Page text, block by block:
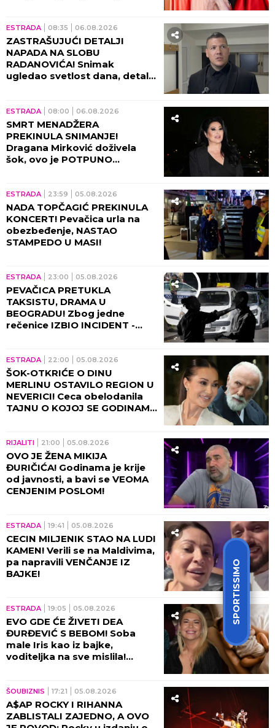
SPORTISSIMO
ESTRADA 08:35 06.08.2026
ZASTRAŠUJUĆI DETALJI
NAPADA NA SLOBU
RADANOVIĆA! Snimak
ugledao svetlost dana, detalji
ESTRADA 08:00 06.08.2026
SMRT MENADŽERA
PREKINULA SNIMANJE!
Dragana Mirković doživela
šok, ovo je POTPUNO
ESTRADA 23:59 05.08.2026
NADA TOPČAGIĆ PREKINULA
KONCERT! Pevačica urla na
obezbeđenje, NASTAO
STAMPEDO U MASI!
ESTRADA 23:00 05.08.2026
PEVAČICA PRETUKLA
TAKSISTU, DRAMA U
BEOGRADU! Zbog jedne
rečenice IZBIO INCIDENT -
ESTRADA 22:00 05.08.2026
ŠOK-OTKRIĆE O DINU
MERLINU OSTAVILO REGION U
NEVERICI! Ceca obelodanila
TAJNU O KOJOJ SE GODINAMA
RIJALITI 21:00 05.08.2026
OVO JE ŽENA MIKIJA
ĐURIČIĆA! Godinama je krije
od javnosti, a bavi se VEOMA
CENJENIM POSLOM!
ESTRADA 19:41 05.08.2026
CECIN MILJENIK STAO NA LUDI
KAMEN! Verili se na Maldivima,
pa napravili VENČANJE IZ
BAJKE!
ESTRADA 19:05 05.08.2026
EVO GDE ĆE ŽIVETI DEA
ĐURĐEVIĆ S BEBOM! Soba
male Iris kao iz bajke,
voditeljka na sve mislila!
ŠOUBIZNIS 17:21 05.08.2026
A$AP ROCKY I RIHANNA
ZABLISTALI ZAJEDNO, A OVO